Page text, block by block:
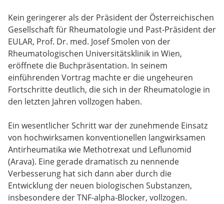
Kein geringerer als der Präsident der Österreichischen
Gesellschaft für Rheumatologie und Past-Präsident der
EULAR, Prof. Dr. med. Josef Smolen von der
Rheumatologischen Universitätsklinik in Wien,
eröffnete die Buchpräsentation. In seinem
einführenden Vortrag machte er die ungeheuren
Fortschritte deutlich, die sich in der Rheumatologie in
den letzten Jahren vollzogen haben.
Ein wesentlicher Schritt war der zunehmende Einsatz
von hochwirksamen konventionellen langwirksamen
Antirheumatika wie Methotrexat und Leflunomid
(Arava). Eine gerade dramatisch zu nennende
Verbesserung hat sich dann aber durch die
Entwicklung der neuen biologischen Substanzen,
insbesondere der TNF-alpha-Blocker, vollzogen.